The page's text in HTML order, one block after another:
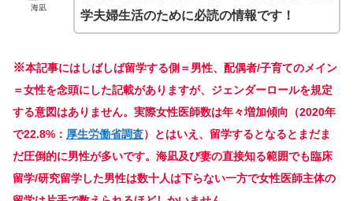
海凪
学夫婦生活のために必読の情報です！
※本記事にはしばしば留学する側＝男性、配偶者/子育てのメイン
＝女性を念頭にした記載がありますが、ジェンダーロールを規定
する意図はありません。実際女性医師数は年々増加傾向（2020年
で22.8%： 厚生労働省調査）とはいえ、留学するとなるとまだま
だ圧倒的に男性が多いです。海凪及び妻の直接知る範囲でも臨床
留学/研究留学した男性は数十人は下らない一方で女性医師主体の